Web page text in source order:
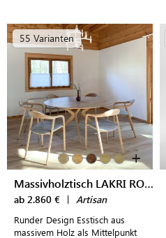
55 Varianten
+
Massivholztisch LAKRI ROUND
ab 2.860 € | Artisan
Runder Design Esstisch aus
massivem Holz als Mittelpunkt